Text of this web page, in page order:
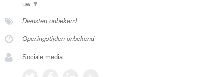
uw ▼
Diensten onbekend
Openingstijden onbekend
Sociale media: